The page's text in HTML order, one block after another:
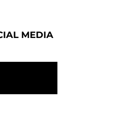
MEDIA